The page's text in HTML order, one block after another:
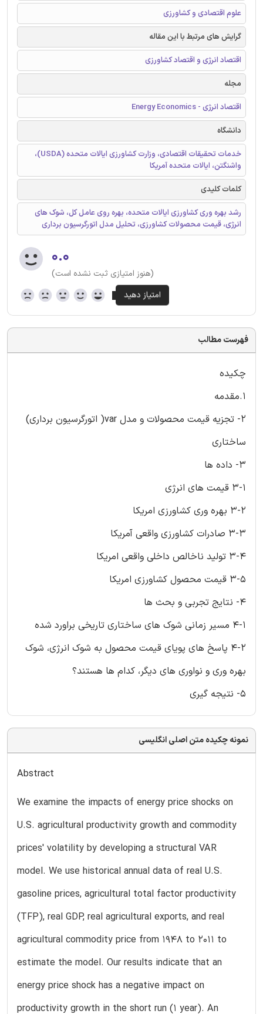
علوم اقتصادی و کشاورزی
گرایش های مرتبط با این مقاله
اقتصاد انرژی و اقتصاد کشاورزی
مجله
اقتصاد انرژی - Energy Economics
دانشگاه
خدمات تحقیقات اقتصادی، وزارت کشاورزی ایالات متحده (USDA)،
واشنگتن، ایالات متحده آمریکا
کلمات کلیدی
رشد بهره وری کشاورزی ایالات متحده، بهره روی عامل کل، شوک های
انرژی، قیمت محصولات کشاورزی، تحلیل مدل اتورگرسیون برداری
۰.۰
(هنوز امتیازی ثبت نشده است)
فهرست مطالب
چکیده
1.مقدمه
2- تجزیه قیمت محصولات و مدل var( اتورگرسیون برداری)
ساختاری
3- داده ها
3-1 قیمت های انرژی
3-2 بهره وری کشاورزی امریکا
3-3 صادرات کشاورزی واقعی آمریکا
3-4 تولید ناخالص داخلی واقعی امریکا
3-5 قیمت محصول کشاورزی امریکا
4- نتایج تجربی و بحث ها
4-1 مسیر زمانی شوک های ساختاری تاریخی براورد شده
4-2 پاسخ های پویای قیمت محصول به شوک انرژی، شوک
بهره وری و نواوری های دیگر، کدام ها هستند؟
5- نتیجه گیری
نمونه چکیده متن اصلی انگلیسی
Abstract
We examine the impacts of energy price shocks on
U.S. agricultural productivity growth and commodity
prices' volatility by developing a structural VAR
model. We use historical annual data of real U.S.
gasoline prices, agricultural total factor productivity
(TFP), real GDP, real agricultural exports, and real
agricultural commodity price from 1948 to 2011 to
estimate the model. Our results indicate that an
energy price shock has a negative impact on
productivity growth in the short run (1 year). An